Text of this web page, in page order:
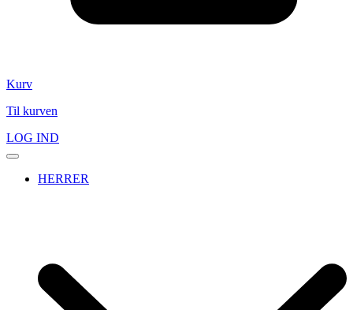
Kurv
Til kurven
LOG IND
HERRER